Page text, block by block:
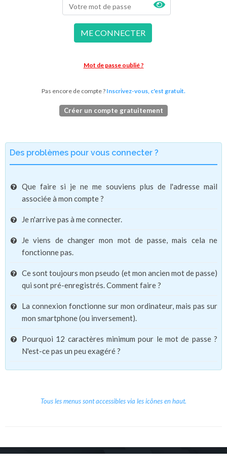
ME CONNECTER
Mot de passe oublié ?
Pas encore de compte ? Inscrivez-vous, c'est gratuit.
Créer un compte gratuitement
Des problèmes pour vous connecter ?
Que faire si je ne me souviens plus de l'adresse mail
associée à mon compte ?
Je n'arrive pas à me connecter.
Je viens de changer mon mot de passe, mais cela ne
fonctionne pas.
Ce sont toujours mon pseudo (et mon ancien mot de passe)
qui sont pré-enregistrés. Comment faire ?
La connexion fonctionne sur mon ordinateur, mais pas sur
mon smartphone (ou inversement).
Pourquoi 12 caractères minimum pour le mot de passe ?
N'est-ce pas un peu exagéré ?
Tous les menus sont accessibles via les icônes en haut.